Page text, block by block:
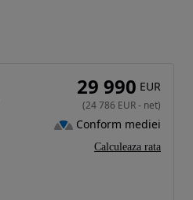
29 990 EUR
(24 786 EUR- net)
Conform mediei
Calculeaza rata